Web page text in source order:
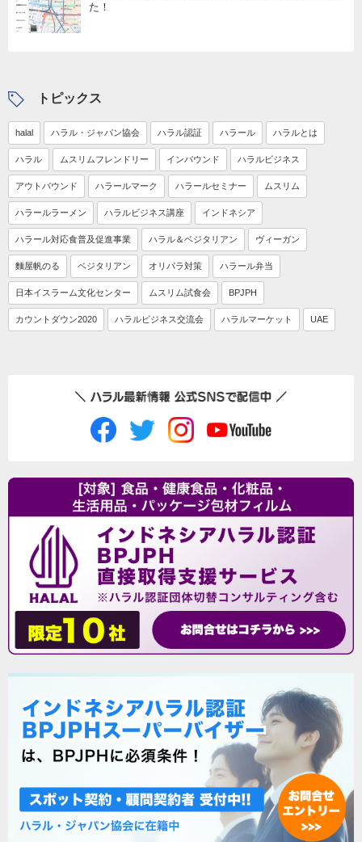
た！
トピックス
halal ハラル・ジャパン協会 ハラル認証 ハラール ハラルとは
ハラル ムスリムフレンドリー インバウンド ハラルビジネス
アウトバウンド ハラールマーク ハラールセミナー ムスリム
ハラールラーメン ハラルビジネス講座 インドネシア
ハラール対応食普及促進事業 ハラル＆ベジタリアン ヴィーガン
麵屋帆のる ベジタリアン オリパラ対策 ハラール弁当
日本イスラーム文化センター ムスリム試食会 BPJPH
カウントダウン2020 ハラルビジネス交流会 ハラルマーケット UAE